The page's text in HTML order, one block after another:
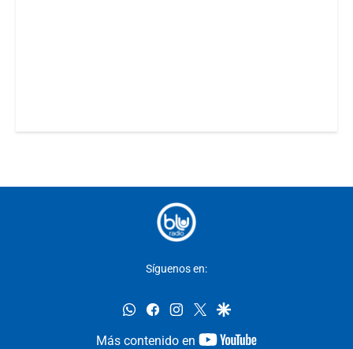
Síguenos en:
whatsappfacebookinstagram
twittergoogle
Más contenido en
youtube-